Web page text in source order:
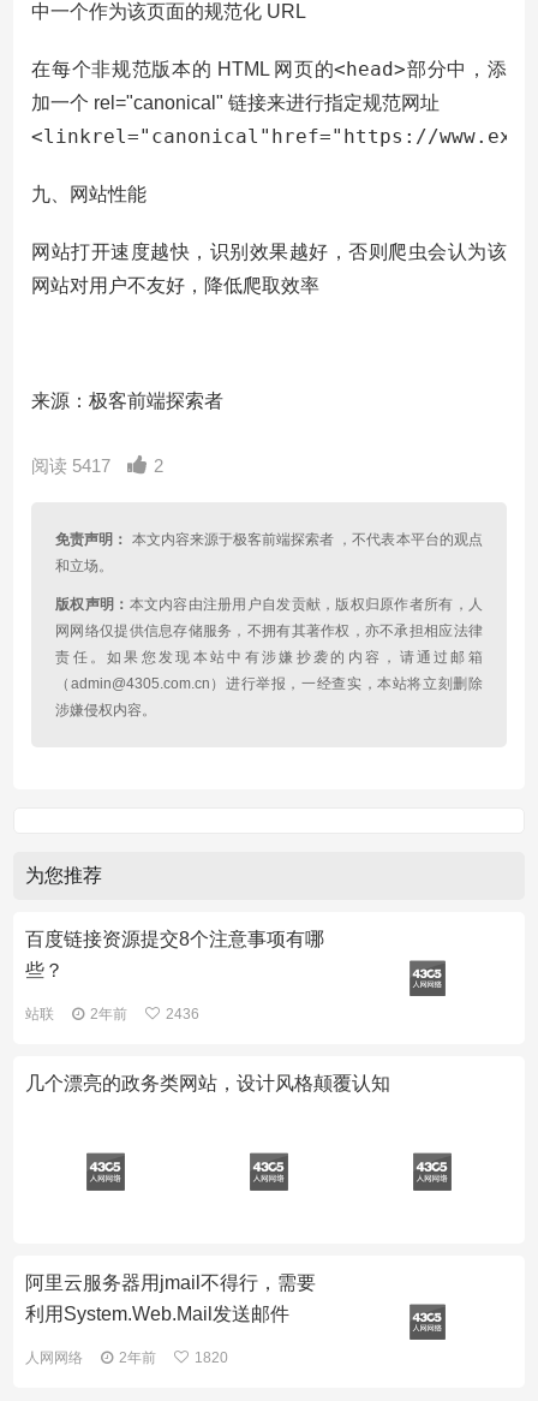
中一个作为该页面的规范化 URL
在每个非规范版本的 HTML 网页的<head>部分中，添
加一个 rel="canonical" 链接来进行指定规范网址
<linkrel="canonical"href="https://
九、网站性能
网站打开速度越快，识别效果越好，否则爬虫会认为该
网站对用户不友好，降低爬取效率
来源：极客前端探索者
阅读 5417 2
免责声明： 本文内容来源于极客前端探索者 ，不代表本平台的观点
和立场。
版权声明： 本文内容由注册用户自发贡献，版权归原作者所有，人
网网络仅提供信息存储服务，不拥有其著作权，亦不承担相应法律
责任。如果您发现本站中有涉嫌抄袭的内容，请通过邮箱
（admin@4305.com.cn）进行举报，一经查实，本站将立刻删除
涉嫌侵权内容。
为您推荐
百度链接资源提交8个注意事项有哪
些？
站联 2年前 2436
几个漂亮的政务类网站，设计风格颠覆认知
阿里云服务器用jmail不得行，需要
利用System.Web.Mail发送邮件
人网网络 2年前 1820